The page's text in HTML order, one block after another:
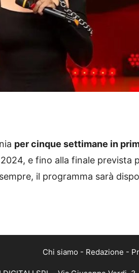
per cinque settimane in
e fino alla finale prevista
il programma sarà
Chi siamo - Redazione -